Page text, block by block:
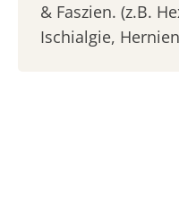
& Faszien. (z.B.
Ischialgie,